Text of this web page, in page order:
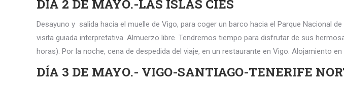
DÍA 2 DE MAYO.-LAS ISLAS CÍES
Desayuno y salida hacia el muelle de Vigo, para coger un barco hacia el Parque Nacional
visita guiada interpretativa. Almuerzo libre. Tendremos tiempo para disfrutar de sus
horas). Por la noche, cena de despedida del viaje, en un restaurante en Vigo. Alojamiento en
DÍA 3 DE MAYO.- VIGO-SANTIAGO-TENERIFE